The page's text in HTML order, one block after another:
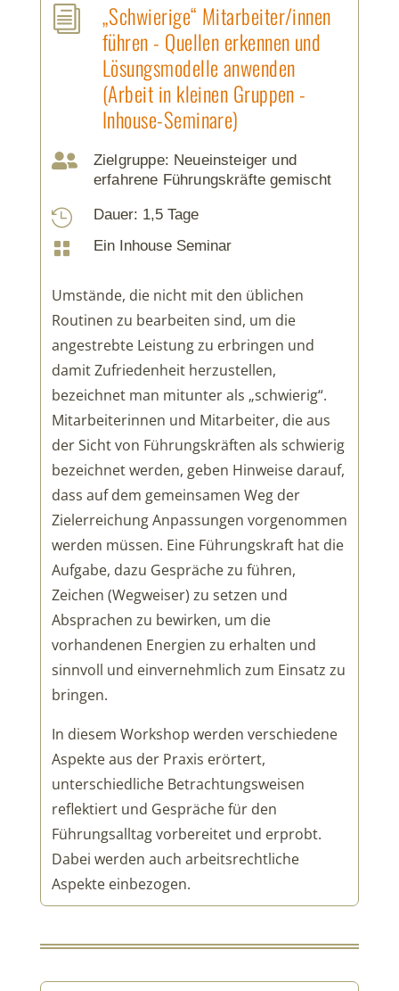
i
„Schwierige“ Mitarbeiter/innen
führen - Quellen erkennen und
Lösungsmodelle anwenden
(Arbeit in kleinen Gruppen -
Inhouse-Seminare)

Zielgruppe: Neueinsteiger und
erfahrene Führungskräfte gemischt
 Dauer: 1,5 Tage
 Ein Inhouse Seminar
Umstände, die nicht mit den üblichen
Routinen zu bearbeiten sind, um die
angestrebte Leistung zu erbringen und
damit Zufriedenheit herzustellen,
bezeichnet man mitunter als „schwierig“.
Mitarbeiterinnen und Mitarbeiter, die aus
der Sicht von Führungskräften als schwierig
bezeichnet werden, geben Hinweise darauf,
dass auf dem gemeinsamen Weg der
Zielerreichung Anpassungen vorgenommen
werden müssen. Eine Führungskraft hat die
Aufgabe, dazu Gespräche zu führen,
Zeichen (Wegweiser) zu setzen und
Absprachen zu bewirken, um die
vorhandenen Energien zu erhalten und
sinnvoll und einvernehmlich zum Einsatz zu
bringen.
In diesem Workshop werden verschiedene
Aspekte aus der Praxis erörtert,
unterschiedliche Betrachtungsweisen
reflektiert und Gespräche für den
Führungsalltag vorbereitet und erprobt.
Dabei werden auch arbeitsrechtliche
Aspekte einbezogen.